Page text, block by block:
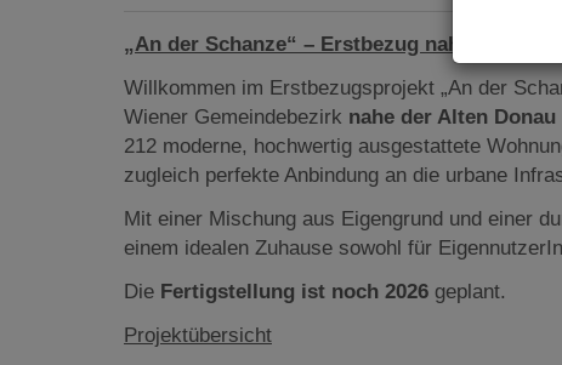
„An der Schanze“ – Erstbezug nahe
Willkommen im Erstbezugsprojekt „An der
Wiener Gemeindebezirk nahe der Alten
212 moderne, hochwertig ausgestattete
zugleich perfekte Anbindung an die urbane
Mit einer Mischung aus Eigengrund und einer
einem idealen Zuhause sowohl für
Die Fertigstellung ist noch 2026 geplant.
Projektübersicht